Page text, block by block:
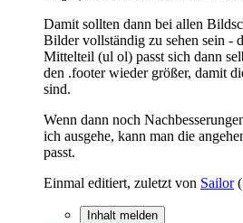
Damit sollten dann bei allen
Bilder vollständig zu sehen sein -
Mittelteil (ul ol) passt sich dann
den .footer wieder größer, damit
sind.
Wenn dann noch
ich ausgehe, kann man die
passt.
Einmal editiert, zuletzt von Sailor(
Inhalt melden